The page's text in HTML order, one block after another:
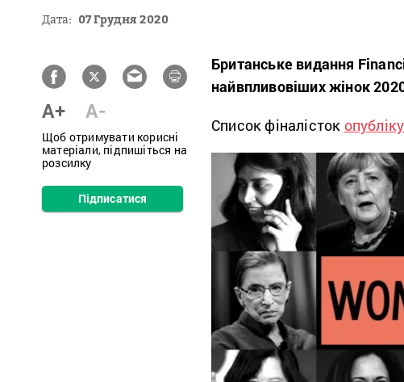
Дата: 07 Грудня 2020
A+ A-
Щоб отримувати корисні
матеріали, підпишіться на
розсилку
Підписатися
Британське видання
найвпливовіших жінок
Список фіналісток